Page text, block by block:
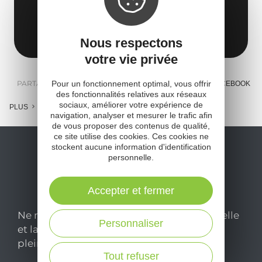
Plage d'Arvieu Pareloup
PARTAGER : E-MAIL MESSENGER FACEBOOK
PLUS
Ne manquez pas notre newsletter mensuelle
et laissez-vous inspirer pour profiter
pleinement de votre séjour en Aveyron.
Nous respectons
votre vie privée
Pour un fonctionnement optimal, vous offrir
des fonctionnalités relatives aux réseaux
sociaux, améliorer votre expérience de
navigation, analyser et mesurer le trafic afin
de vous proposer des contenus de qualité,
ce site utilise des cookies. Ces cookies ne
stockent aucune information d'identification
personnelle.
Tout refuser
Personnaliser
Accepter et fermer